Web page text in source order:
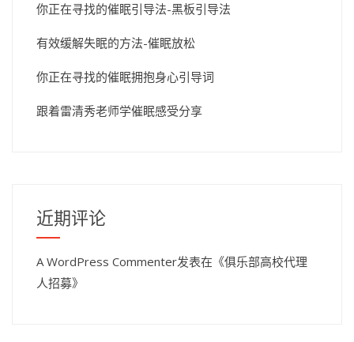
你正在寻找的催眠引导法-黑板引导法
有效缓解失眠的方法-催眠放松
你正在寻找的催眠拥抱身心引导词
跟着雷清秀老师学催眠感受分享
近期评论
A WordPress Commenter发表在《俱乐部高校代理
人招募》